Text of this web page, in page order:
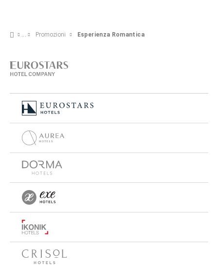
Promozioni Esperienza Romantica